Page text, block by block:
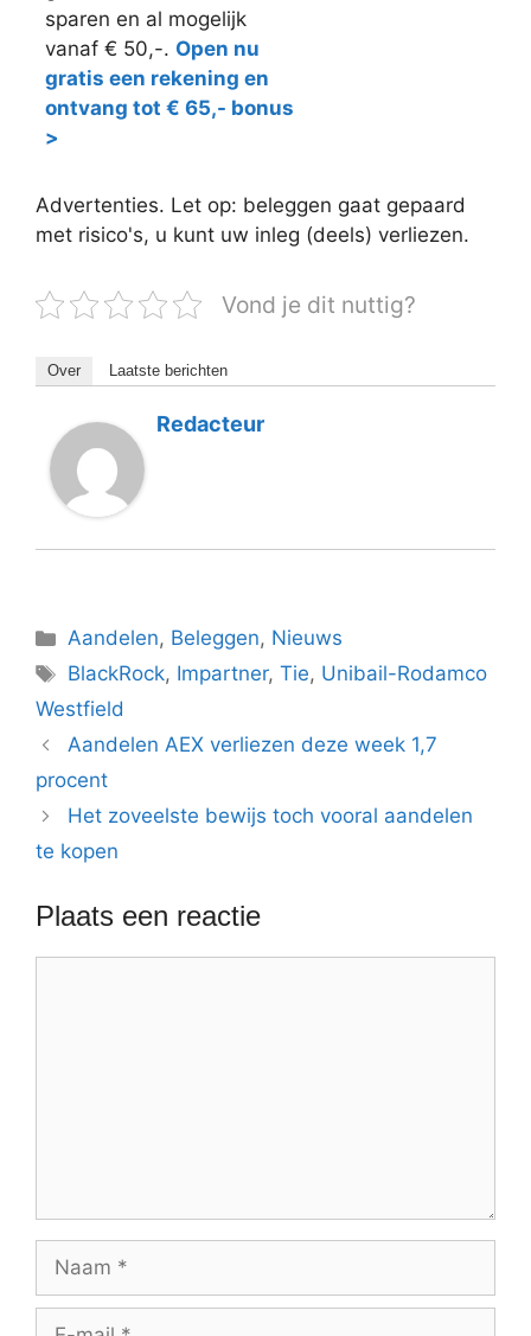
sparen en al mogelijk
vanaf € 50,-. Open nu
gratis een rekening en
ontvang tot € 65,- bonus
>
Advertenties. Let op: beleggen gaat gepaard
met risico's, u kunt uw inleg (deels) verliezen.
Vond je dit nuttig?
Over Laatste berichten
Redacteur
Categorieën
Aandelen, Beleggen, Nieuws
Tags
BlackRock, Impartner,Tie, Unibail-Rodamco
Westfield
Aandelen AEX verliezen deze week 1,7
procent
Het zoveelste bewijs toch vooral aandelen
te kopen
Plaats een reactie